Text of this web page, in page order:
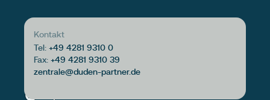
Kontakt
Tel: +49 4281 9310 0
Fax: +49 4281 9310 39